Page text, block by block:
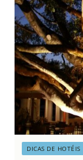
DICAS DE HOTÉIS